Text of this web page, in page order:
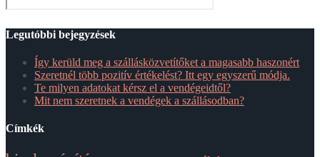
Legutóbbi bejegyzések
Így kerüld meg a szállásközvetítőket a magasabb haszonért
Szeretnél több pozitív értékelést? Itt egy egyszerű módja.
Te milyen adatokat kérsz el a vendégeidtől?
Mit nem szeretnek a vendégek a szállásodban?
Címkék